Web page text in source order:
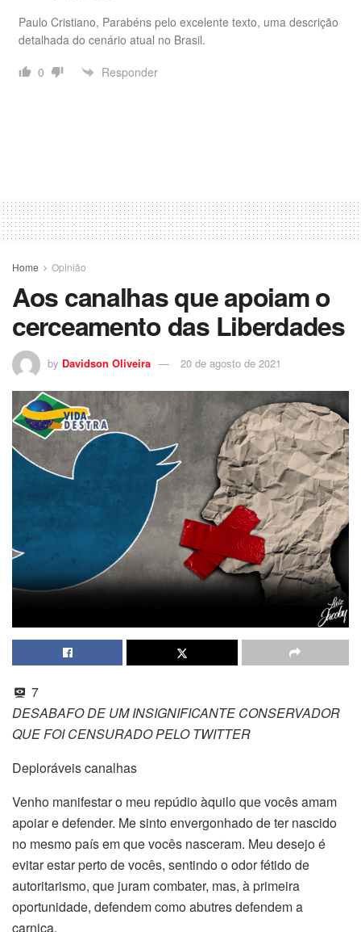
Paulo Cristiano, Parabéns pelo excelente texto, uma descrição
detalhada do cenário atual no Brasil.
0
Responder
Home Opinião
Aos canalhas que apoiam o
cerceamento das Liberdades
by Davidson Oliveira 20 de agosto de 2021
7
DESABAFO DE UM INSIGNIFICANTE CONSERVADOR
QUE FOI CENSURADO PELO TWITTER
Deploráveis canalhas
Venho manifestar o meu repúdio àquilo que vocês amam
apoiar e defender. Me sinto envergonhado de ter nascido
no mesmo país em que vocês nasceram. Meu desejo é
evitar estar perto de vocês, sentindo o odor fétido de
autoritarismo, que juram combater, mas, à primeira
oportunidade, defendem como abutres defendem a
carniça.